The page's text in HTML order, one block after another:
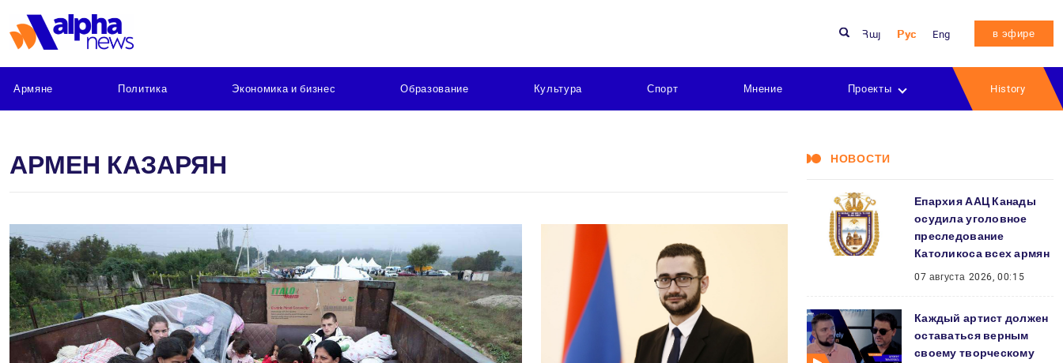
Հայ Рус Eng в эфире
Армяне Политика Экономика и бизнес Образование Культура Спорт Мнение Проекты History
АРМЕН КАЗАРЯН НОВОСТИ
Епархия ААЦ Канады
осудила уголовное
преследование
Католикоса всех армян
07 августа 2026, 00:15
Каждый артист должен
оставаться верным
своему творческому